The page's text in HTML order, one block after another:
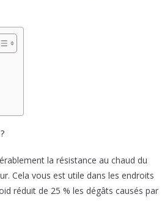
la résistance au chaud du
Cela vous est utile dans les endroits
réduit de 25 % les dégâts causés par